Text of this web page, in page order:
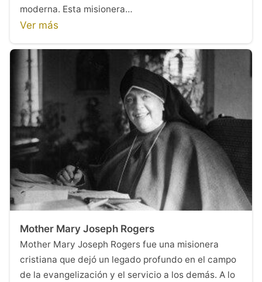
moderna. Esta misionera…
Ver más
Mother Mary Joseph Rogers
Mother Mary Joseph Rogers fue una misionera
cristiana que dejó un legado profundo en el campo
de la evangelización y el servicio a los demás. A lo